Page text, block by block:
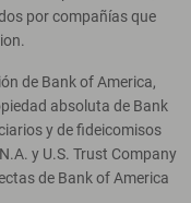
por compañías que
de Bank of America,
absoluta de Bank
y de fideicomisos
y U.S. Trust Company
de Bank of America